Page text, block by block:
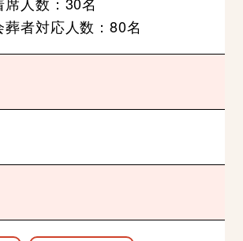
者対応人数：80名